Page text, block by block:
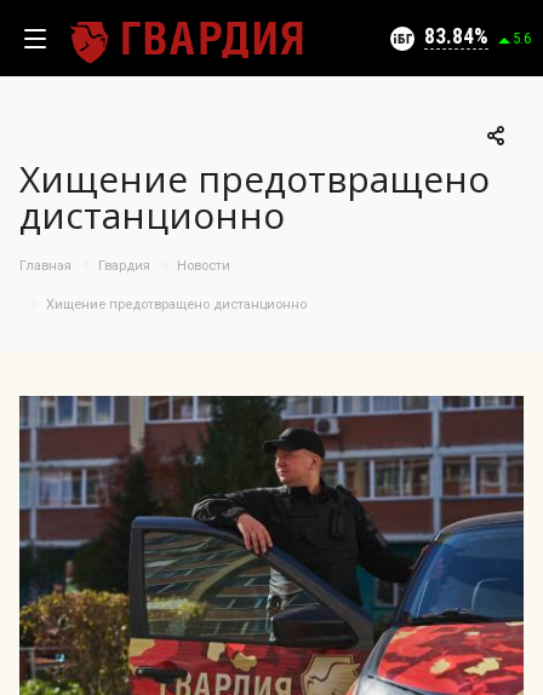
83.84 5.6
12.07
55
60
65
80
95
100
Индекс Безопасности ГВАРДИИ –
открытый проект Агентства Безопасности ГВАРДИЯ для
оценки уровня защищённости жителей города от
криминальных угроз.Подробнее >>
Хищение предотвращено
дистанционно
Главная Гвардия Новости
Хищение предотвращено дистанционно